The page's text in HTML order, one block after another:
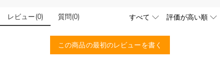
レビュー(0) 質問(0)
この商品の最初のレビューを書く
いたします。お気軽にお問い合わせください。
ードする画像に要求や制限等はありますか？
商品のベスト効果のために、お写真を選ぶ際に可能な限り最高
配送＆返品について